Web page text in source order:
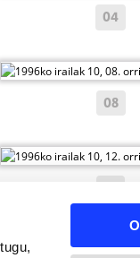
04
08